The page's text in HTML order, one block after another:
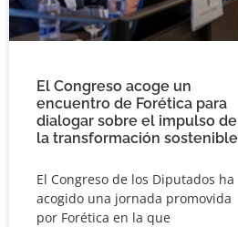
El Congreso acoge un
encuentro de Forética para
dialogar sobre el impulso de
la transformación sostenible
El Congreso de los Diputados ha
acogido una jornada promovida
por Forética en la que